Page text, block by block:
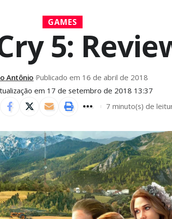
GAMES
5:
em 17 de setembro de 2018 13:37
Antônio Publicado em 16 de abril de 2018
7 minuto(s) de